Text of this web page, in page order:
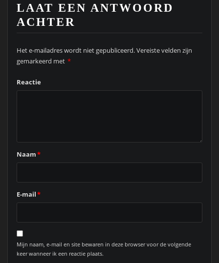
LAAT EEN ANTWOORD
ACHTER
Het e-mailadres wordt niet gepubliceerd.Vereiste velden zijn
gemarkeerd met *
Reactie
Naam*
E-mail*
Mijn naam, e-mail en site bewaren in deze browser voor de volgende
keer wanneer ik een reactie plaats.